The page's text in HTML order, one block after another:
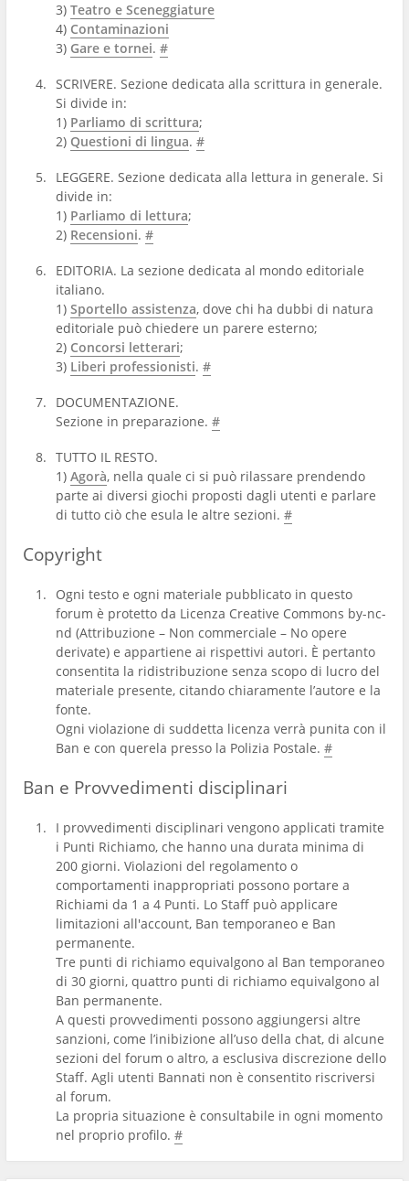
3) Teatro e Sceneggiature
4) Contaminazioni
3) Gare e tornei. #
SCRIVERE. Sezione dedicata alla scrittura in generale.
Si divide in:
1) Parliamo di scrittura;
2) Questioni di lingua. #
LEGGERE. Sezione dedicata alla lettura in generale. Si
divide in:
1) Parliamo di lettura;
2) Recensioni. #
EDITORIA. La sezione dedicata al mondo editoriale
italiano.
1) Sportello assistenza, dove chi ha dubbi di natura
editoriale può chiedere un parere esterno;
2) Concorsi letterari;
3) Liberi professionisti. #
DOCUMENTAZIONE.
Sezione in preparazione. #
TUTTO IL RESTO.
1) Agorà, nella quale ci si può rilassare prendendo
parte ai diversi giochi proposti dagli utenti e parlare
di tutto ciò che esula le altre sezioni. #
Copyright
Ogni testo e ogni materiale pubblicato in questo
forum è protetto da Licenza Creative Commons by-nc-
nd (Attribuzione – Non commerciale – No opere
derivate) e appartiene ai rispettivi autori. È pertanto
consentita la ridistribuzione senza scopo di lucro del
materiale presente, citando chiaramente l’autore e la
fonte.
Ogni violazione di suddetta licenza verrà punita con il
Ban e con querela presso la Polizia Postale. #
Ban e Provvedimenti disciplinari
I provvedimenti disciplinari vengono applicati tramite
i Punti Richiamo, che hanno una durata minima di
200 giorni. Violazioni del regolamento o
comportamenti inappropriati possono portare a
Richiami da 1 a 4 Punti. Lo Staff può applicare
limitazioni all'account, Ban temporaneo e Ban
permanente.
Tre punti di richiamo equivalgono al Ban temporaneo
di 30 giorni, quattro punti di richiamo equivalgono al
Ban permanente.
A questi provvedimenti possono aggiungersi altre
sanzioni, come l’inibizione all’uso della chat, di alcune
sezioni del forum o altro, a esclusiva discrezione dello
Staff. Agli utenti Bannati non è consentito riscriversi
al forum.
La propria situazione è consultabile in ogni momento
nel proprio profilo. #